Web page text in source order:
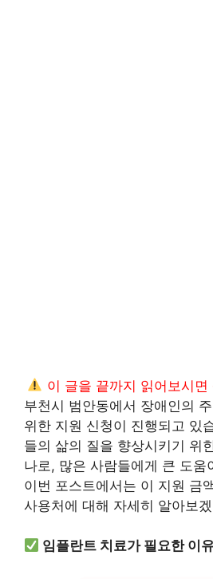
이 글을 끝까지 읽어보시면
부천시 범안동에서 장애인의
위한 지원 신청이 진행되고 있
들의 삶의 질을 향상시키기 위
나로, 많은 사람들에게 큰 도움
이번 포스트에서는 이 지원 금
사용처에 대해 자세히 알아보
임플란트 치료가 필요한 이